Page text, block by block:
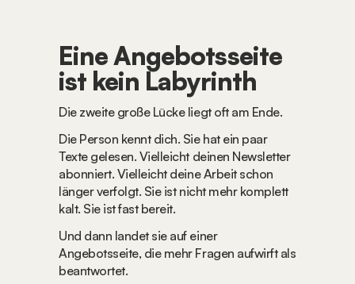
Eine Angebotsseite
ist kein Labyrinth
Die zweite große Lücke liegt oft am Ende.
Die Person kennt dich. Sie hat ein paar
Texte gelesen. Vielleicht deinen Newsletter
abonniert. Vielleicht deine Arbeit schon
länger verfolgt. Sie ist nicht mehr komplett
kalt. Sie ist fast bereit.
Und dann landet sie auf einer
Angebotsseite, die mehr Fragen aufwirft als
beantwortet.